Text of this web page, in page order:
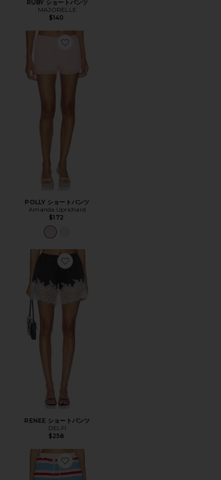
RUBY ショートパンツ
MAJORELLE
$140
Favorite POLLY ショートパンツ
POLLY ショートパンツ
Amanda Uprichard
$172
Favorite RENEE ショートパンツ
RENEE ショートパンツ
DELFI
$258
Favorite STRIPED COTTON JERSEY SHORTS ジャージ